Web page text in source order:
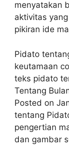
menyatakan
aktivitas
pikiran ide
Pidato
keutamaan
teks pidato
Tentang
Posted on
tentang
pengertian
dan gambar